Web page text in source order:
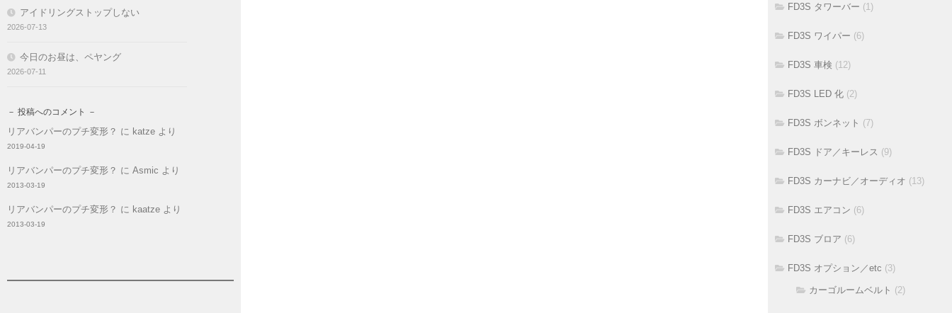
アイドリングストップしない
2026-07-13
今日のお昼は、ペヤング
2026-07-11
－ 投稿へのコメント －
リアバンパーのプチ変形？ に katze より
2019-04-19
リアバンパーのプチ変形？ に Asmic より
2013-03-19
リアバンパーのプチ変形？ に kaatze より
2013-03-19
FD3S タワーバー (1)
FD3S ワイパー (6)
FD3S 車検 (12)
FD3S LED 化 (2)
FD3S ボンネット (7)
FD3S ドア／キーレス (9)
FD3S カーナビ／オーディオ (13)
FD3S エアコン (6)
FD3S ブロア (6)
FD3S オプション／etc (3)
カーゴルームベルト (2)